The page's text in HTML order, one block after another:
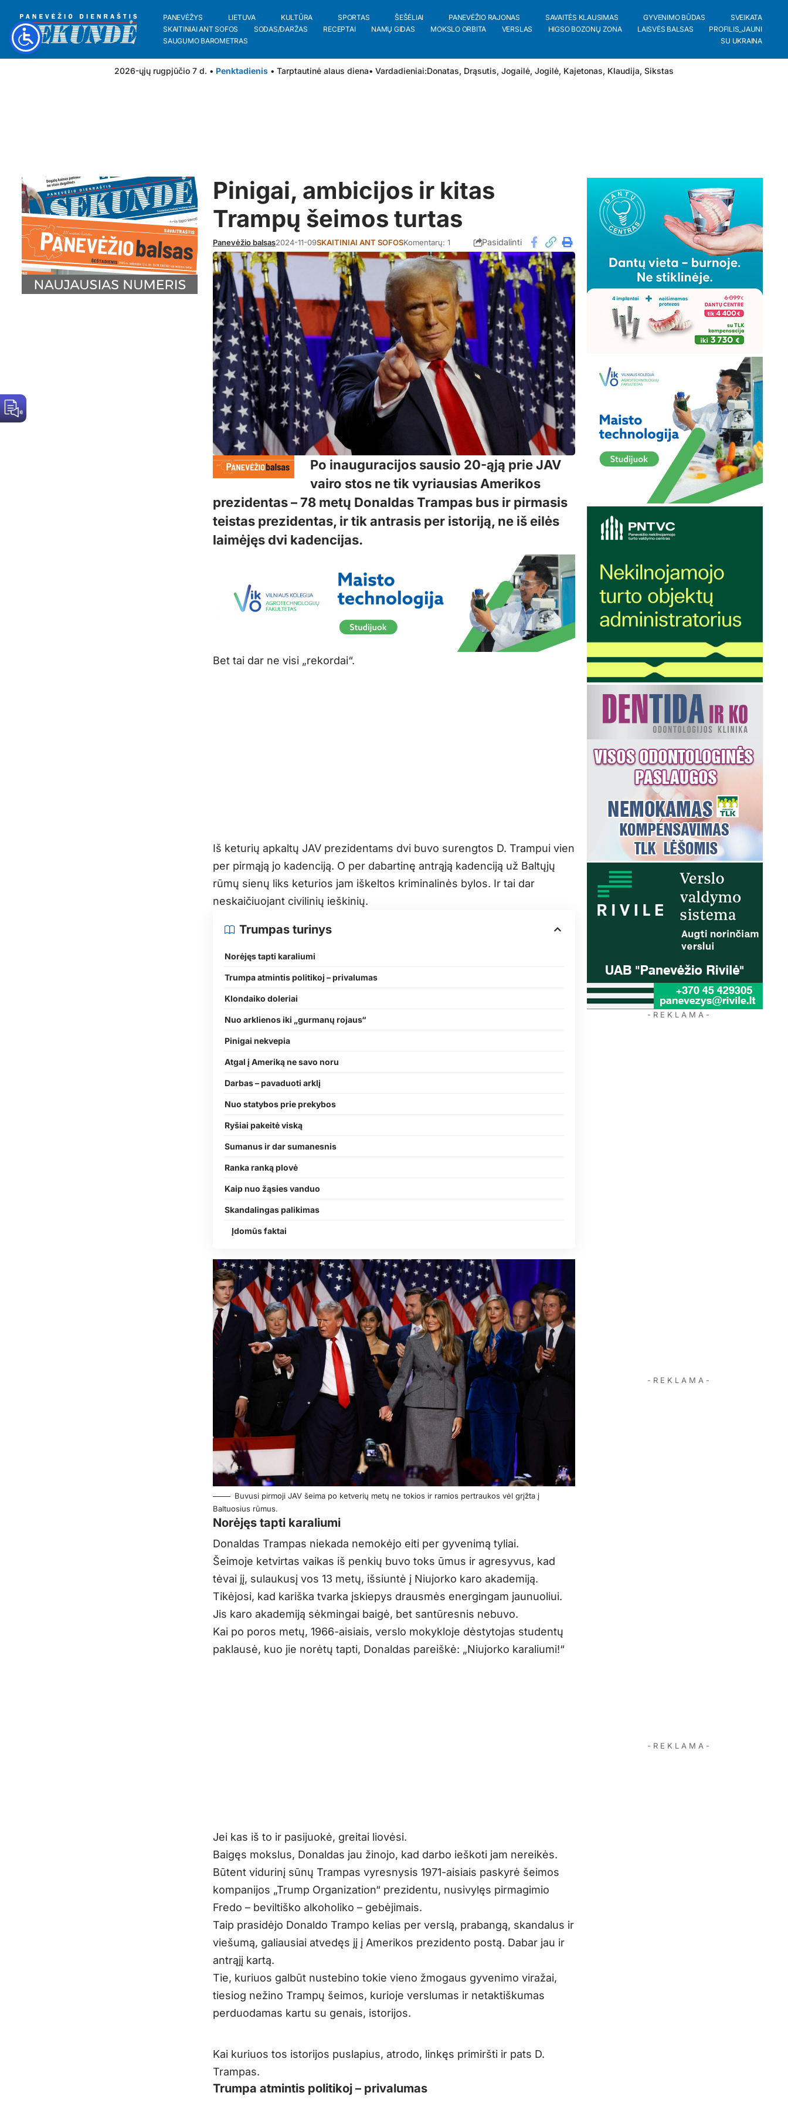
PANEVĖŽYS LIETUVA KULTŪRA SPORTAS ŠEŠĖLIAI PANEVĖŽIO RAJONAS SAVAITĖS KLAUSIMAS GYVENIMO BŪDAS
SVEIKATA
SKAITINIAI ANT SOFOS
SODAS/DARŽAS RECEPTAI NAMŲ GIDAS MOKSLO ORBITA VERSLAS HIGSO BOZONŲ ZONA LAISVĖS BALSAS
PROFILIS_JAUNI
SAUGUMO BAROMETRAS
SU UKRAINA
2026-ųjų rugpjūčio 7 d. • Penktadienis • Tarptautinė alaus diena• Vardadieniai:Donatas, Drąsutis, Jogailė, Jogilė, Kajetonas, Klaudija, Sikstas
Pinigai, ambicijos ir kitas
Trampų šeimos turtas
Panevėžio balsas2024-11-09SKAITINIAI ANT SOFOSKomentarų: 1 Pasidalinti
Po inauguracijos sausio 20-ąją prie JAV
vairo stos ne tik vyriausias Amerikos
prezidentas – 78 metų Donaldas Trampas bus ir pirmasis
teistas prezidentas, ir tik antrasis per istoriją, ne iš eilės
laimėjęs dvi kadencijas.
Bet tai dar ne visi „rekordai“.
Iš keturių apkaltų JAV prezidentams dvi buvo surengtos D. Trampui vien
per pirmąją jo kadenciją. O per dabartinę antrąją kadenciją už Baltųjų
rūmų sienų liks keturios jam iškeltos kriminalinės bylos. Ir tai dar
neskaičiuojant civilinių ieškinių.
Trumpas turinys
Norėjęs tapti karaliumi
Trumpa atmintis politikoj – privalumas
Klondaiko doleriai
Nuo arklienos iki „gurmanų rojaus“
Pinigai nekvepia
Atgal į Ameriką ne savo noru
Darbas – pavaduoti arklį
Nuo statybos prie prekybos
Ryšiai pakeitė viską
Sumanus ir dar sumanesnis
Ranka ranką plovė
Kaip nuo žąsies vanduo
Skandalingas palikimas
Įdomūs faktai
Buvusi pirmoji JAV šeima po ketverių metų ne tokios ir ramios pertraukos vėl grįžta į
Baltuosius rūmus.
Norėjęs tapti karaliumi
Donaldas Trampas niekada nemokėjo eiti per gyvenimą tyliai.
Šeimoje ketvirtas vaikas iš penkių buvo toks ūmus ir agresyvus, kad
tėvai jį, sulaukusį vos 13 metų, išsiuntė į Niujorko karo akademiją.
Tikėjosi, kad kariška tvarka įskiepys drausmės energingam jaunuoliui.
Jis karo akademiją sėkmingai baigė, bet santūresnis nebuvo.
Kai po poros metų, 1966-aisiais, verslo mokykloje dėstytojas studentų
paklausė, kuo jie norėtų tapti, Donaldas pareiškė: „Niujorko karaliumi!“
Jei kas iš to ir pasijuokė, greitai liovėsi.
Baigęs mokslus, Donaldas jau žinojo, kad darbo ieškoti jam nereikės.
Būtent vidurinį sūnų Trampas vyresnysis 1971-aisiais paskyrė šeimos
kompanijos „Trump Organization“ prezidentu, nusivylęs pirmagimio
Fredo – beviltiško alkoholiko – gebėjimais.
Taip prasidėjo Donaldo Trampo kelias per verslą, prabangą, skandalus ir
viešumą, galiausiai atvedęs jį į Amerikos prezidento postą. Dabar jau ir
antrąjį kartą.
Tie, kuriuos galbūt nustebino tokie vieno žmogaus gyvenimo viražai,
tiesiog nežino Trampų šeimos, kurioje verslumas ir netaktiškumas
perduodamas kartu su genais, istorijos.
Kai kuriuos tos istorijos puslapius, atrodo, linkęs primiršti ir pats D.
Trampas.
Trumpa atmintis politikoj – privalumas
- R E K L A M A -
- R E K L A M A -
- R E K L A M A -